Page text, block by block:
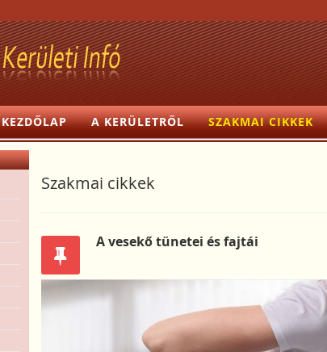
KEZDŐLAP A KERÜLETRŐL SZAKMAI CIKKEK
Szakmai cikkek
A vesekő tünetei és fajtái